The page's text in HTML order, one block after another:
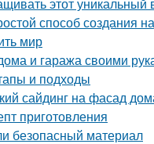
способ создания
мир
и гаража своими
и подходы
сайдинг на фасад
приготовления
безопасный материал